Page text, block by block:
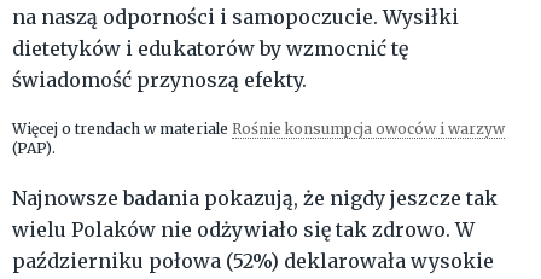
na naszą odporności i samopoczucie. Wysiłki
dietetyków i edukatorów by wzmocnić tę
świadomość przynoszą efekty.
Więcej o trendach w materiale Rośnie konsumpcja owoców i warzyw
(PAP).
Najnowsze badania pokazują, że nigdy jeszcze tak
wielu Polaków nie odżywiało się tak zdrowo. W
październiku połowa (52%) deklarowała wysokie